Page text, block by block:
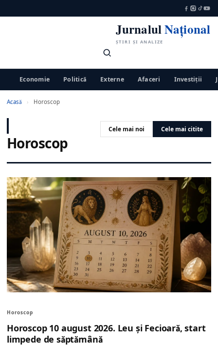
JurnalulNațional
ȘTIRI ȘI ANALIZE
Economie Politică Externe Afaceri Investiții
Acasă › Horoscop
Horoscop
Cele mai noi Cele mai citite
Horoscop
Horoscop 10 august 2026. Leu și Fecioară, start
limpede de săptămână